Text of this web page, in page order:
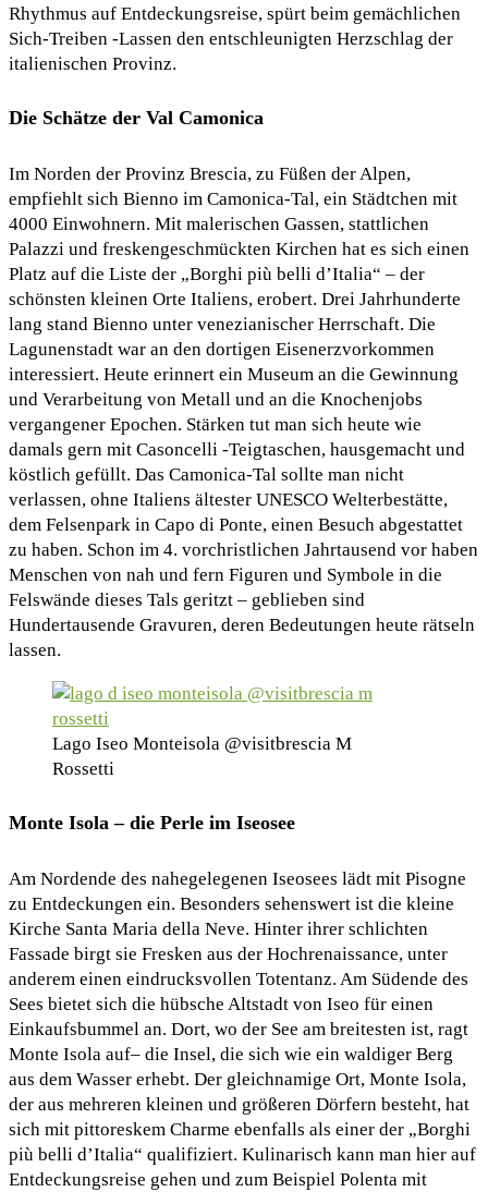
Rhythmus auf Entdeckungsreise, spürt beim gemächlichen
Sich-Treiben -Lassen den entschleunigten Herzschlag der
italienischen Provinz.
Die Schätze der Val Camonica
Im Norden der Provinz Brescia, zu Füßen der Alpen,
empfiehlt sich Bienno im Camonica-Tal, ein Städtchen mit
4000 Einwohnern. Mit malerischen Gassen, stattlichen
Palazzi und freskengeschmückten Kirchen hat es sich einen
Platz auf die Liste der „Borghi più belli d’Italia“ – der
schönsten kleinen Orte Italiens, erobert. Drei Jahrhunderte
lang stand Bienno unter venezianischer Herrschaft. Die
Lagunenstadt war an den dortigen Eisenerzvorkommen
interessiert. Heute erinnert ein Museum an die Gewinnung
und Verarbeitung von Metall und an die Knochenjobs
vergangener Epochen. Stärken tut man sich heute wie
damals gern mit Casoncelli -Teigtaschen, hausgemacht und
köstlich gefüllt. Das Camonica-Tal sollte man nicht
verlassen, ohne Italiens ältester UNESCO Welterbestätte,
dem Felsenpark in Capo di Ponte, einen Besuch abgestattet
zu haben. Schon im 4. vorchristlichen Jahrtausend vor haben
Menschen von nah und fern Figuren und Symbole in die
Felswände dieses Tals geritzt – geblieben sind
Hundertausende Gravuren, deren Bedeutungen heute rätseln
lassen.
Lago Iseo Monteisola @visitbrescia M
Rossetti
Monte Isola – die Perle im Iseosee
Am Nordende des nahegelegenen Iseosees lädt mit Pisogne
zu Entdeckungen ein. Besonders sehenswert ist die kleine
Kirche Santa Maria della Neve. Hinter ihrer schlichten
Fassade birgt sie Fresken aus der Hochrenaissance, unter
anderem einen eindrucksvollen Totentanz. Am Südende des
Sees bietet sich die hübsche Altstadt von Iseo für einen
Einkaufsbummel an. Dort, wo der See am breitesten ist, ragt
Monte Isola auf– die Insel, die sich wie ein waldiger Berg
aus dem Wasser erhebt. Der gleichnamige Ort, Monte Isola,
der aus mehreren kleinen und größeren Dörfern besteht, hat
sich mit pittoreskem Charme ebenfalls als einer der „Borghi
più belli d’Italia“ qualifiziert. Kulinarisch kann man hier auf
Entdeckungsreise gehen und zum Beispiel Polenta mit